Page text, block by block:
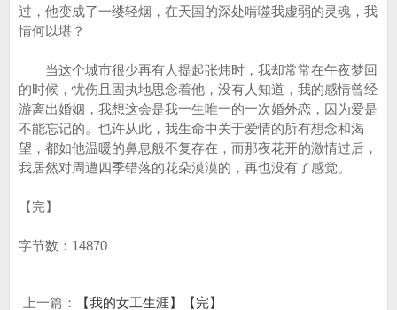
过，他变成了一缕轻烟，在天国的深处啃噬我虚弱的灵魂，我
情何以堪？
当这个城市很少再有人提起张炜时，我却常常在午夜梦回
的时候，忧伤且固执地思念着他，没有人知道，我的感情曾经
游离出婚姻，我想这会是我一生唯一的一次婚外恋，因为爱是
不能忘记的。也许从此，我生命中关于爱情的所有想念和渴
望，都如他温暖的鼻息般不复存在，而那夜花开的激情过后，
我居然对周遭四季错落的花朵漠漠的，再也没有了感觉。
【完】
字节数：14870
上一篇：
【我的女工生涯】【完】